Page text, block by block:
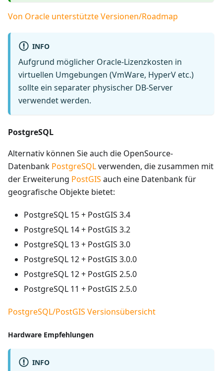
Von Oracle unterstützte Versionen/Roadmap
INFO
Aufgrund möglicher Oracle-Lizenzkosten in
virtuellen Umgebungen (VmWare, HyperV etc.)
sollte ein separater physischer DB-Server
verwendet werden.
PostgreSQL
Alternativ können Sie auch die OpenSource-
Datenbank PostgreSQLverwenden, die zusammen mit
der Erweiterung PostGIS auch eine Datenbank für
geografische Objekte bietet:
PostgreSQL 15 + PostGIS 3.4
PostgreSQL 14 + PostGIS 3.2
PostgreSQL 13 + PostGIS 3.0
PostgreSQL 12 + PostGIS 3.0.0
PostgreSQL 12 + PostGIS 2.5.0
PostgreSQL 11 + PostGIS 2.5.0
PostgreSQL/PostGIS Versionsübersicht
Hardware Empfehlungen
INFO